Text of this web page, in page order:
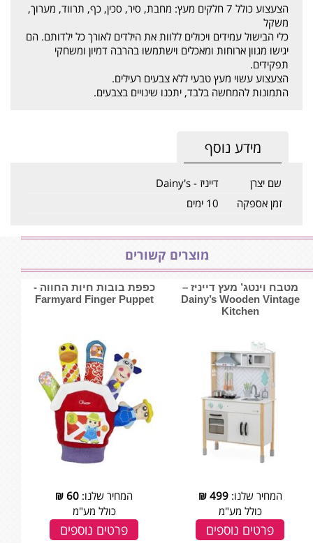
הצעצוע כולל 7 חלקים מעץ: מחבת, סיר, סכין, כף, תרווד, מערוך,
משקל
כלי הבישול עמידים ויכולים ללוות את הילדים לאורך כל ילדותם. הם
יגישו מגוון ארוחות ומאכלים וישתמשו בהרבה דמיון ומשחקי
תפקידים.
הצעצוע עשוי מעץ טבעי ללא צבעים רעילים.
התמונות להמחשה בלבד, יתכנו שינויים בצבעים.
מידע נוסף
שם יצרן
דייניז - Dainy's
זמן אספקה
10 ימים
מוצרים קשורים
מטבח וינטג’ מעץ דייניז –
‏‏‏‏Dainy’s Wooden Vintage
Kitchen
המחיר שלנו:499
₪
כולל מע"מ
פרטים נוספים
כפפת בובות חיות החווה -
Farmyard Finger Puppet
המחיר שלנו: 60
₪
כולל מע"מ
פרטים נוספים